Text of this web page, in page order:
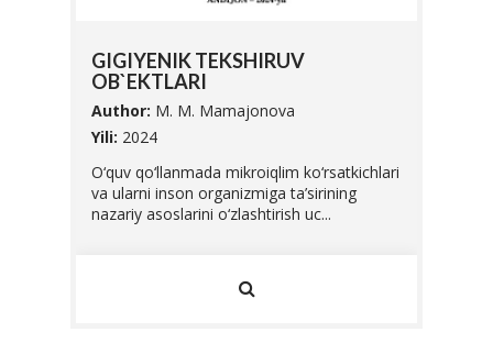
GIGIYENIK TEKSHIRUV
OB`EKTLARI
Author: M. M. Mamajonova
Yili: 2024
O‘quv qo‘llanmada mikroiqlim ko‘rsatkichlari
va ularni inson organizmiga ta’sirining
nazariy asoslarini o‘zlashtirish uc...